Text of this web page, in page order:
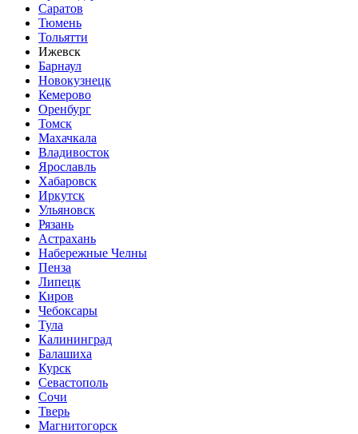
Саратов
Тюмень
Тольятти
Ижевск
Барнаул
Новокузнецк
Кемерово
Оренбург
Томск
Махачкала
Владивосток
Ярославль
Хабаровск
Иркутск
Ульяновск
Рязань
Астрахань
Набережные Челны
Пенза
Липецк
Киров
Чебоксары
Тула
Калининград
Балашиха
Курск
Севастополь
Сочи
Тверь
Магнитогорск